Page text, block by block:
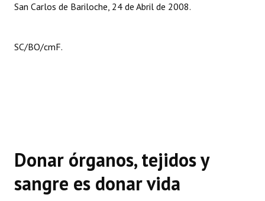
San Carlos de Bariloche, 24 de Abril de 2008.
SC/BO/cmF.
Donar órganos, tejidos y
sangre es donar vida